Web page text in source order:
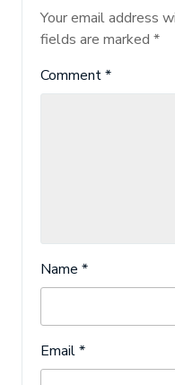
Your email address
fields are marked *
Comment*
Name *
Email*